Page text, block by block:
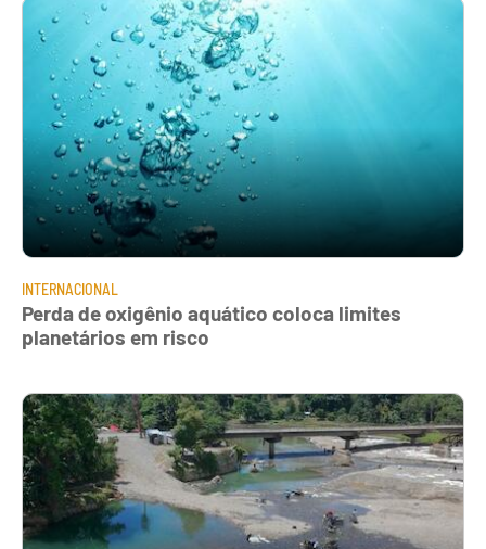
INTERNACIONAL
Perda de oxigênio aquático coloca limites
planetários em risco